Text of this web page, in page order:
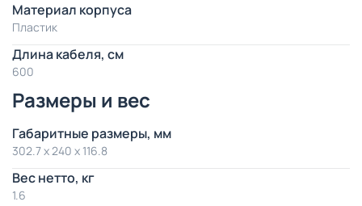
Материал корпуса
Пластик
Длина кабеля, см
600
Размеры и вес
Габаритные размеры, мм
302.7 x 240 x 116.8
Вес нетто, кг
1.6